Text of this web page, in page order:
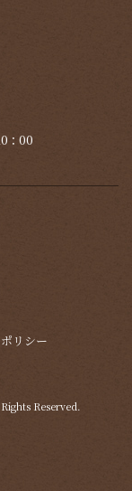
：00
リシー
Reserved.